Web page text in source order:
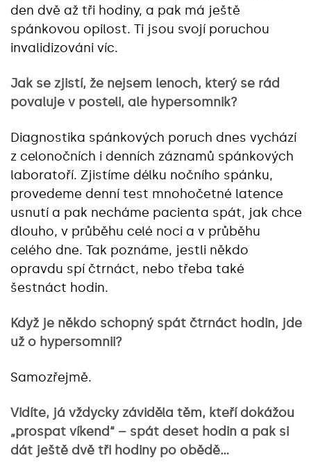
den dvě až tři hodiny, a pak má ještě
spánkovou opilost. Ti jsou svojí poruchou
invalidizováni víc.
Jak se zjistí, že nejsem lenoch, který se rád
povaluje v posteli, ale hypersomnik?
Diagnostika spánkových poruch dnes vychází
z celonočních i denních záznamů spánkových
laboratoří. Zjistíme délku nočního spánku,
provedeme denní test mnohočetné latence
usnutí a pak necháme pacienta spát, jak chce
dlouho, v průběhu celé noci a v průběhu
celého dne. Tak poznáme, jestli někdo
opravdu spí čtrnáct, nebo třeba také
šestnáct hodin.
Když je někdo schopný spát čtrnáct hodin, jde
už o hypersomnii?
Samozřejmě.
Vidíte, já vždycky záviděla těm, kteří dokážou
„prospat víkend“ – spát deset hodin a pak si
dát ještě dvě tři hodiny po obědě…